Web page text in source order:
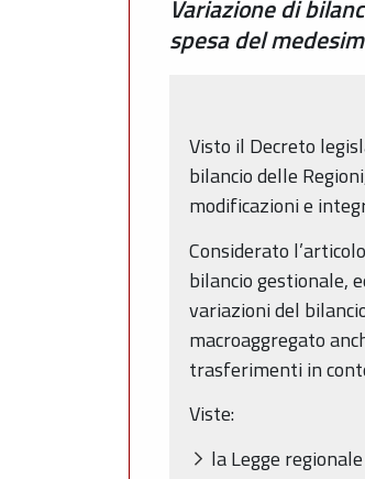
Variazione di
spesa del
Visto il Decreto
bilancio delle
modificazioni e
Considerato
bilancio gestionale,
variazioni del
macroaggregato
trasferimenti in
Viste:
la Legge